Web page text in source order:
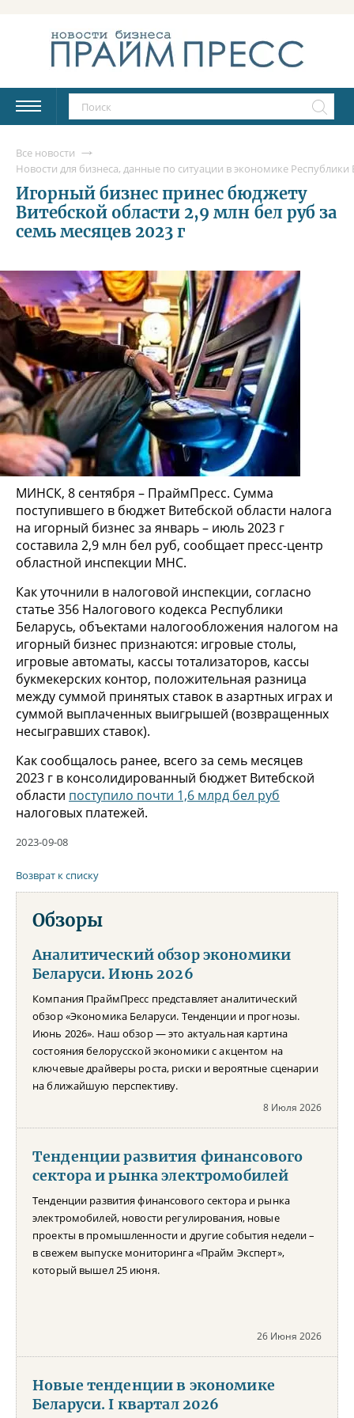
Все новости
Новости для бизнеса, данные по ситуации в экономике
Игорный бизнес принес бюджету
Витебской области 2,9 млн бел руб за
семь месяцев 2023 г
МИНСК, 8 сентября – ПраймПресс. Сумма
поступившего в бюджет Витебской области налога
на игорный бизнес за январь – июль 2023 г
составила 2,9 млн бел руб, сообщает пресс-центр
областной инспекции МНС.
Как уточнили в налоговой инспекции, согласно
статье 356 Налогового кодекса Республики
Беларусь, объектами налогообложения налогом на
игорный бизнес признаются: игровые столы,
игровые автоматы, кассы тотализаторов, кассы
букмекерских контор, положительная разница
между суммой принятых ставок в азартных играх и
суммой выплаченных выигрышей (возвращенных
несыгравших ставок).
Как сообщалось ранее, всего за семь месяцев
2023 г в консолидированный бюджет Витебской
области поступило почти 1,6 млрд бел руб
налоговых платежей.
2023-09-08
Возврат к списку
Обзоры
Аналитический обзор экономики
Беларуси. Июнь 2026
Компания ПраймПресс представляет аналитический
обзор «Экономика Беларуси. Тенденции и прогнозы.
Июнь 2026». Наш обзор — это актуальная картина
состояния белорусской экономики с акцентом на
ключевые драйверы роста, риски и вероятные сценарии
на ближайшую перспективу.
8 Июля 2026
Тенденции развития финансового
сектора и рынка электромобилей
Тенденции развития финансового сектора и рынка
электромобилей, новости регулирования, новые
проекты в промышленности и другие события недели –
в свежем выпуске мониторинга «Прайм Эксперт»,
который вышел 25 июня.
26 Июня 2026
Новые тенденции в экономике
Беларуси. I квартал 2026